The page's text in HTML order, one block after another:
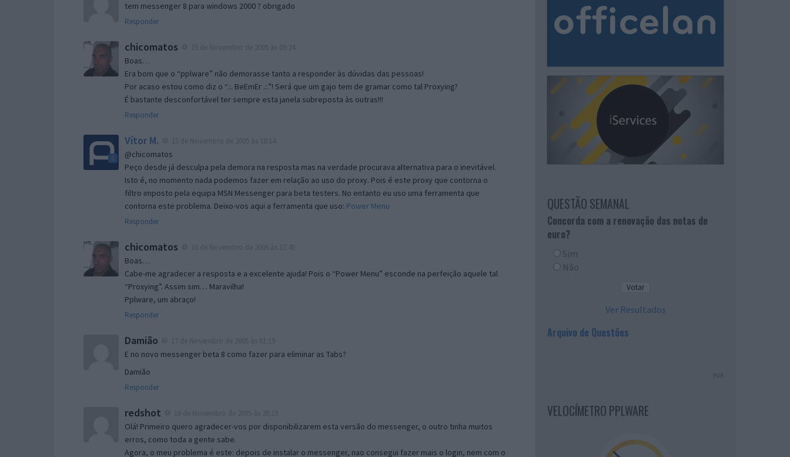
tem messenger 8 para windows 2000 ? obrigado
Responder
chicomatos
Boas…
Era bom que o “pplware” não demorasse tanto a responder às dúvidas das pessoas!
Por acaso estou como diz o “.:. BeEmEr .:.”! Será que um gajo tem de gramar como tal Proxying?
É bastante desconfortável ter sempre esta janela subreposta às outras!!!
Responder
Vítor M.
@chicomatos
Peço desde já desculpa pela demora na resposta mas na verdade procurava alternativa para o inevitável.
Isto é, no momento nada podemos fazer em relação ao uso do proxy. Pois é este proxy que contorna o
filtro imposto pela equipa MSN Messenger para beta testers. No entanto eu uso uma ferramenta que
contorna este problema. Deixo-vos aqui a ferramenta que uso: Power Menu
Responder
chicomatos
Boas…
Cabe-me agradecer a resposta e a excelente ajuda! Pois o “Power Menu” esconde na perfeição aquele tal
“Proxying”. Assim sim… Maravilha!
Pplware, um abraço!
Responder
Damião
E no novo messenger beta 8 como fazer para eliminar as Tabs?
Damião
Responder
redshot
Olá! Primeiro quero agradecer-vos por disponibilizarem esta versão do messenger, o outro tinha muitos
erros, como toda a gente sabe.
Agora, o meu problema é este: depois de instalar o messenger, nao consegui fazer mais o login, nem com o
QUESTÃO SEMANAL
Concorda com a renovação das notas de
euro?
Sim
Não
Ver Resultados
Arquivo de Questões
PUB
VELOCÍMETRO PPLWARE